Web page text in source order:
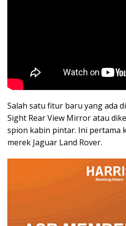
Salah satu fitur baru yang ada
Sight Rear View Mirror atau
spion kabin pintar. Ini pertama
merek Jaguar Land Rover.